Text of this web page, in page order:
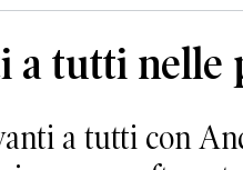
a tutti nelle
a tutti con